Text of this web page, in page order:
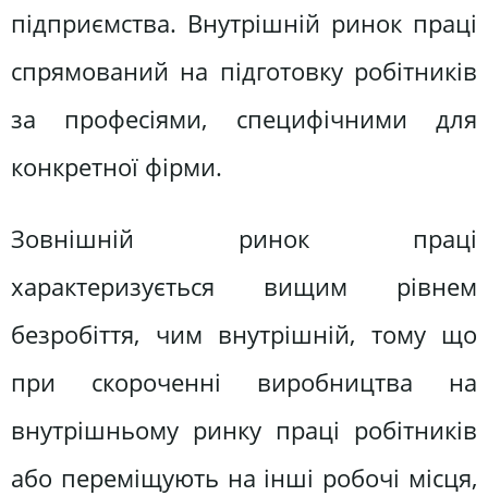
підприємства. Внутрішній ринок праці
спрямований на підготовку робітників
за професіями, специфічними для
конкретної фірми.
Зовнішній ринок праці
характеризується вищим рівнем
безробіття, чим внутрішній, тому що
при скороченні виробництва на
внутрішньому ринку праці робітників
або переміщують на інші робочі місця,